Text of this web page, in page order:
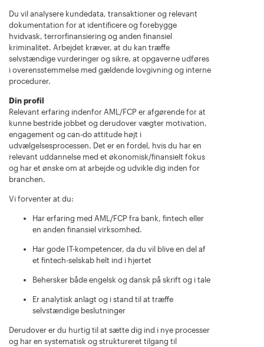
Du vil analysere kundedata, transaktioner og relevant
dokumentation for at identificere og forebygge
hvidvask, terrorfinansiering og anden finansiel
kriminalitet. Arbejdet kræver, at du kan træffe
selvstændige vurderinger og sikre, at opgaverne udføres
i overensstemmelse med gældende lovgivning og interne
procedurer.
Din profil
Relevant erfaring indenfor AML/FCP er afgørende for at
kunne bestride jobbet og derudover vægter motivation,
engagement og can-do attitude højt i
udvælgelsesprocessen. Det er en fordel, hvis du har en
relevant uddannelse med et økonomisk/finansielt fokus
og har et ønske om at arbejde og udvikle dig inden for
branchen.
Vi forventer at du:
Har erfaring med AML/FCP fra bank, fintech eller
en anden finansiel virksomhed.
Har gode IT-kompetencer, da du vil blive en del af
et fintech-selskab helt ind i hjertet
Behersker både engelsk og dansk på skrift og i tale
Er analytisk anlagt og i stand til at træffe
selvstændige beslutninger
Derudover er du hurtig til at sætte dig ind i nye processer
og har en systematisk og struktureret tilgang til